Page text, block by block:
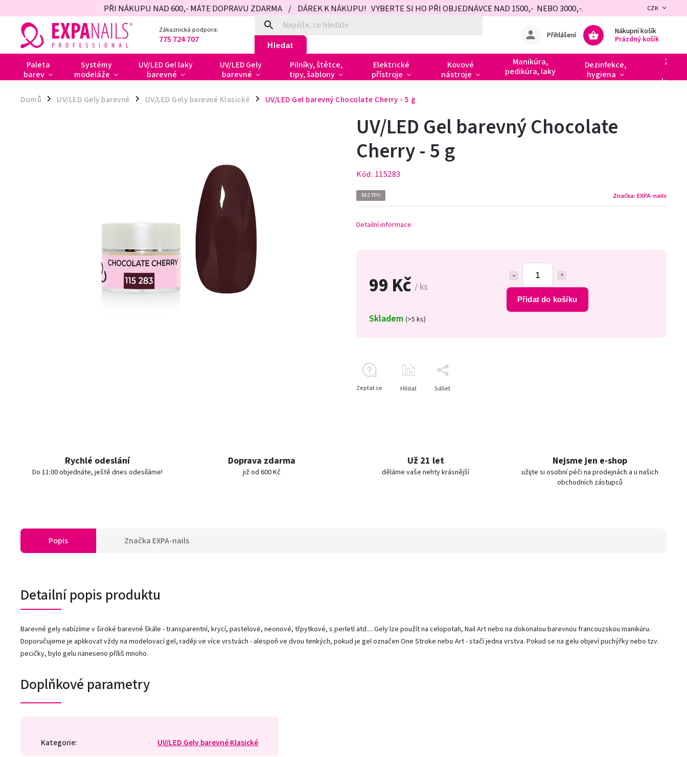
PŘI NÁKUPU NAD 600,- MÁTE DOPRAVU ZDARMA / DÁREK K NÁKUPU! VYBERTE SI HO PŘI OBJEDNÁVCE NAD 1500,- NEBO 3000,-. CZK
Zákaznická podpora:
775 724 707 Hledat
Nákupní košík
Prázdný košík
Přihlášení
Paleta
barev
Systémy
modeláže
UV/LED Gel laky
barevné
UV/LED Gely
barevné
Pilníky, štětce,
tipy, šablony
Elektrické
přístroje
Kovové
nástroje
Manikúra,
pedikúra, laky
Dezinfekce,
hygiena
Domů / UV/LED Gely barevné / UV/LED Gely barevné Klasické / UV/LED Gel barevný Chocolate Cherry - 5 g
99 Kč/ ks
Přidat do košíku
Skladem (>5 ks)
UV/LED Gel barevný Chocolate
Cherry - 5 g
Kód: 115283
BEZ TPO Značka: EXPA-nails
Detailní informace
Zeptat se Hlídat Sdílet
Rychlé odeslání
Do 11:00 objednáte, ještě dnes odesíláme!
Doprava zdarma
již od 600 Kč
Už 21 let
děláme vaše nehty krásnější
Nejsme jen e-shop
užijte si osobní péči na prodejnách a u našich
obchodních zástupců
Popis Značka EXPA-nails
Detailní popis produktu
Barevné gely nabízíme v široké barevné škále - transparentní, krycí, pastelové, neonové, třpytkové, s perletí atd.... Gely lze použít na celopotah, Nail Art nebo na dokonalou barevnou francouzskou manikúru.
Doporučujeme je aplikovat vždy na modelovací gel, raději ve více vrstvách - alespoň ve dvou tenkých, pokud je gel označen One Stroke nebo Art - stačí jedna vrstva. Pokud se na gelu objeví puchýřky nebo tzv.
pecičky, bylo gelu naneseno příliš mnoho.
Doplňkové parametry
Kategorie: UV/LED Gely barevné Klasické